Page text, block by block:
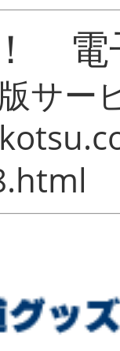
電
サー